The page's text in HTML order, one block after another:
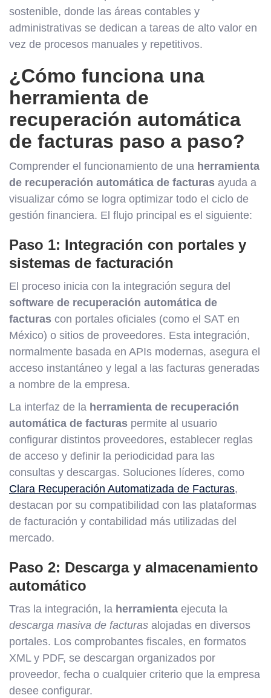
sostenible, donde las áreas contables y
administrativas se dedican a tareas de alto valor en
vez de procesos manuales y repetitivos.
¿Cómo funciona una
herramienta de
recuperación automática
de facturas paso a paso?
Comprender el funcionamiento de una herramienta
de recuperación automática de facturas ayuda a
visualizar cómo se logra optimizar todo el ciclo de
gestión financiera. El flujo principal es el siguiente:
Paso 1: Integración con portales y
sistemas de facturación
El proceso inicia con la integración segura del
software de recuperación automática de
facturas con portales oficiales (como el SAT en
México) o sitios de proveedores. Esta integración,
normalmente basada en APIs modernas, asegura el
acceso instantáneo y legal a las facturas generadas
a nombre de la empresa.
La interfaz de la herramienta de recuperación
automática de facturas permite al usuario
configurar distintos proveedores, establecer reglas
de acceso y definir la periodicidad para las
consultas y descargas. Soluciones líderes, como
Clara Recuperación Automatizada de Facturas,
destacan por su compatibilidad con las plataformas
de facturación y contabilidad más utilizadas del
mercado.
Paso 2: Descarga y almacenamiento
automático
Tras la integración, la herramienta ejecuta la
descarga masiva de facturas alojadas en diversos
portales. Los comprobantes fiscales, en formatos
XML y PDF, se descargan organizados por
proveedor, fecha o cualquier criterio que la empresa
desee configurar.